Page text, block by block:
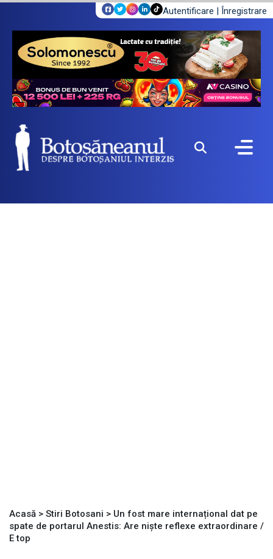
Autentificare | Înregistrare
Acasă > Stiri Botosani > Un fost mare internațional dat pe
spate de portarul Anestis: Are niște reflexe extraordinare /
E top